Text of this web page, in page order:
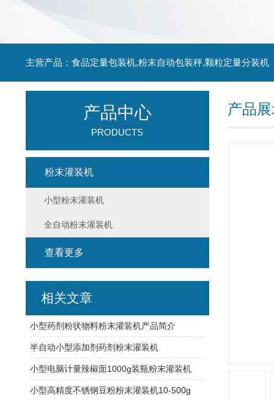
主营产品：食品定量包装机,粉末自动包装秤,颗粒定量分装机
产品
产品中心
PRODUCTS
粉末灌装机
小型粉末灌装机
全自动粉末灌装机
查看更多
相关文章
小型药剂粉状物料粉末灌装机产品简介
半自动小型添加剂药剂粉末灌装机
小型电脑计量辣椒面1000g装瓶粉末灌装机
小型高精度不锈钢豆粉粉末灌装机10-500g